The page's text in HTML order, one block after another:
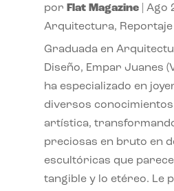
por Flat Magazine| Ago
Arquitectura, Reportaje
Graduada en
Diseño, Empar Juanes
ha especializado en
diversos
artística,
preciosas en bruto en
escultóricas que
tangible y lo etéreo. Le